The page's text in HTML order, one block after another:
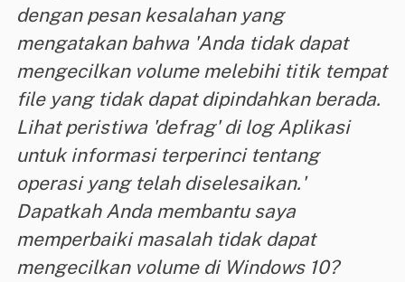
dengan pesan kesalahan yang
mengatakan bahwa 'Anda tidak dapat
mengecilkan volume melebihi titik tempat
file yang tidak dapat dipindahkan berada.
Lihat peristiwa 'defrag' di log Aplikasi
untuk informasi terperinci tentang
operasi yang telah diselesaikan.'
Dapatkah Anda membantu saya
memperbaiki masalah tidak dapat
mengecilkan volume di Windows 10?